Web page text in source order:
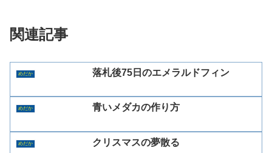
関連記事
めだか 落札後75日のエメラルドフィン
めだか 青いメダカの作り方
めだか クリスマスの夢散る